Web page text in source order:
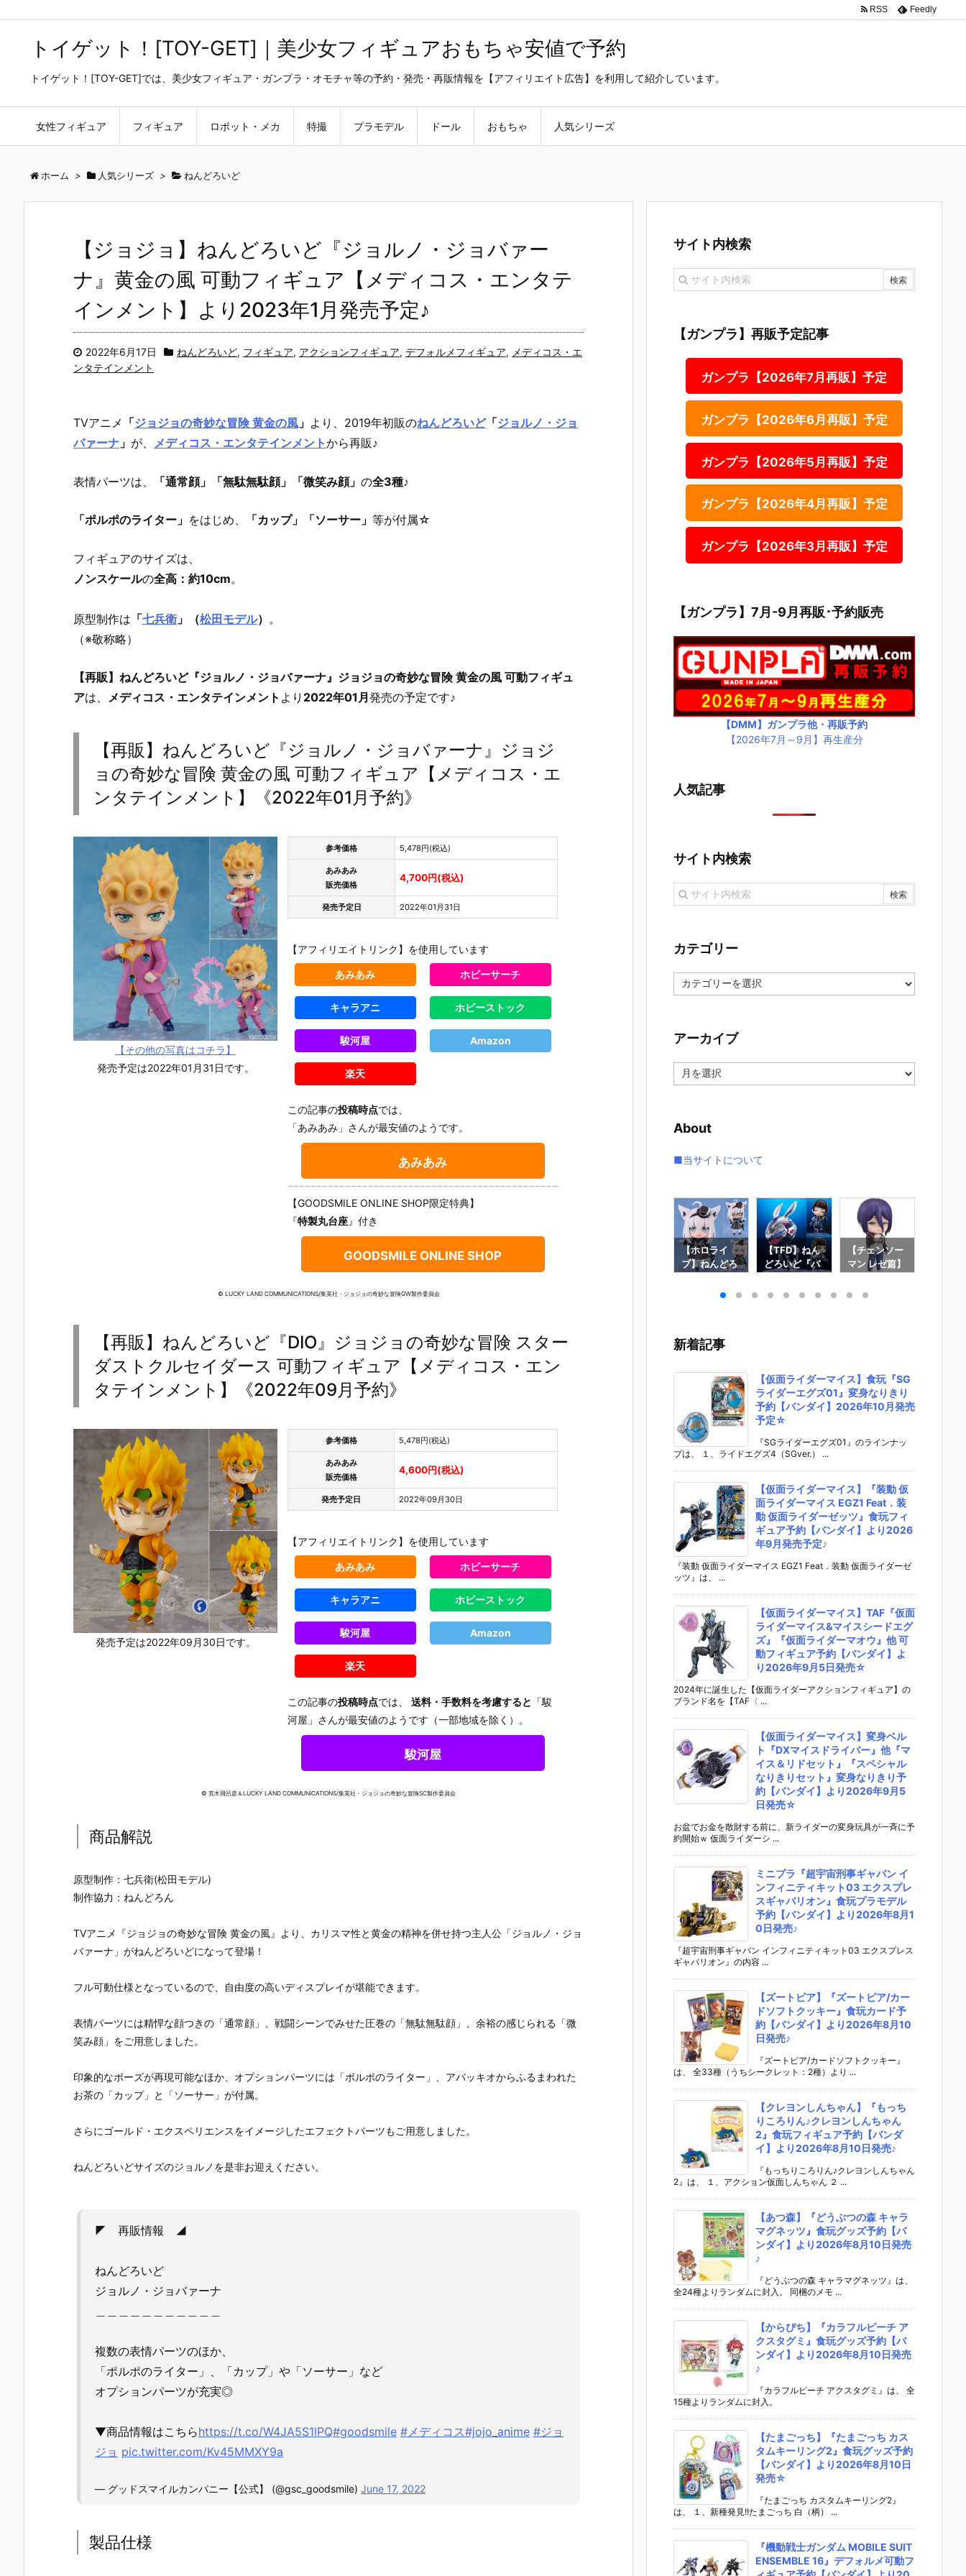
トイゲット！[TOY-GET]｜美少女フィギュアおもちゃ安値で予約
トイゲット！[TOY-GET]では、美少女フィギュア・ガンプラ・オモチャ等の予約・発売・再販情報を【アフィリエイト広告】を利用して紹介しています。
女性フィギュア フィギュア ロボット・メカ 特撮 プラモデル ドール おもちゃ 人気シリーズ
RSS Feedly
ホーム > 人気シリーズ > ねんどろいど
【ジョジョ】ねんどろいど『ジョルノ・ジョバァー
ナ』黄金の風 可動フィギュア【メディコス・エンタテ
インメント】より2023年1月発売予定♪
2022年6月17日 ねんどろいど, フィギュア, アクションフィギュア, デフォルメフィギュア, メディコス・エ
ンタテインメント
TVアニメ 「ジョジョの奇妙な冒険 黄金の風 」 より、2019年初販のねんどろいど「ジョルノ・ジョ
バァーナ 」 が、 メディコス・エンタテインメントから再販♪
表情パーツは、 「通常顔」「無駄無駄顔」「微笑み顔」 の全3種♪
「ポルポのライター」 をはじめ、 「カップ」「ソーサー」 等が付属☆
フィギュアのサイズは、
ノンスケールの全高：約10cm。
原型制作は 「七兵衛 」（松田モデル） 。
（※敬称略）
【再販】ねんどろいど『ジョルノ・ジョバァーナ』ジョジョの奇妙な冒険 黄金の風 可動フィギュ
アは、 メディコス・エンタテインメント より 2022年01月 発売の予定です♪
【再販】ねんどろいど『ジョルノ・ジョバァーナ』ジョジ
ョの奇妙な冒険 黄金の風 可動フィギュア【メディコス・エ
ンタテインメント】《2022年01月予約》
【その他の写真はコチラ】
発売予定は2022年01月31日です。
参考価格 5,478円(税込)
あみあみ
販売価格
4,700円(税込)
発売予定日 2022年01月31日
【アフィリエイトリンク】を使用しています
あみあみ ホビーサーチ
キャラアニ ホビーストック
駿河屋 Amazon
楽天
この記事の投稿時点では、
「あみあみ」さんが最安値のようです。
あみあみ
【GOODSMILE ONLINE SHOP限定特典】
『特製丸台座』付き
GOODSMILE ONLINE SHOP
© LUCKY LAND COMMUNICATIONS/集英社・ジョジョの奇妙な冒険GW製作委員会
【再販】ねんどろいど『DIO』ジョジョの奇妙な冒険 スター
ダストクルセイダース 可動フィギュア【メディコス・エン
タテインメント】《2022年09月予約》
発売予定は2022年09月30日です。
参考価格 5,478円(税込)
あみあみ
販売価格
4,600円(税込)
発売予定日 2022年09月30日
【アフィリエイトリンク】を使用しています
あみあみ ホビーサーチ
キャラアニ ホビーストック
駿河屋 Amazon
楽天
この記事の投稿時点では、送料・手数料を考慮すると 「駿
河屋」さんが最安値のようです（一部地域を除く）。
駿河屋
© 荒木飛呂彦＆LUCKY LAND COMMUNICATIONS/集英社・ジョジョの奇妙な冒険SC製作委員会
商品解説
原型制作：七兵衛(松田モデル)
制作協力：ねんどろん
TVアニメ『ジョジョの奇妙な冒険 黄金の風』より、カリスマ性と黄金の精神を併せ持つ主人公「ジョルノ・ジョ
バァーナ」がねんどろいどになって登場！
フル可動仕様となっているので、自由度の高いディスプレイが堪能できます。
表情パーツには精悍な顔つきの「通常顔」、戦闘シーンでみせた圧巻の「無駄無駄顔」、余裕の感じられる「微
笑み顔」をご用意しました。
印象的なポーズが再現可能なほか、オプションパーツには「ポルポのライター」、アバッキオからふるまわれた
お茶の「カップ」と「ソーサー」が付属。
さらにゴールド・エクスペリエンスをイメージしたエフェクトパーツもご用意しました。
ねんどろいどサイズのジョルノを是非お迎えください。
◤ 再販情報 ◢
ねんどろいど
ジョルノ・ジョバァーナ
複数の表情パーツのほか、
「ポルポのライター」、「カップ」や「ソーサー」など
オプションパーツが充実◎
▼商品情報はこちらhttps://t.co/W4JA5S1lPQ#goodsmile #メディコス#jojo_anime #ジョ
ジョ pic.twitter.com/Kv45MMXY9a
— グッドスマイルカンパニー【公式】 (@gsc_goodsmile) June 17, 2022
製品仕様
サイト内検索
【ガンプラ】再販予定記事
ガンプラ【2026年7月再販】予定
ガンプラ【2026年6月再販】予定
ガンプラ【2026年5月再販】予定
ガンプラ【2026年4月再販】予定
ガンプラ【2026年3月再販】予定
【ガンプラ】7月-9月再販･予約販売
【DMM】ガンプラ他・再販予約
【2026年7月～9月】再生産分
人気記事
サイト内検索
カテゴリー
カ
テ
ー
アーカイブ
ー
ブ
About
■当サイトについて
ー』デフォル
メ可動フィギ
ュア予約【グ
ッドスマイル
カンパニー】
2026年3月発
『アイギス2.
ッドスマイル
カンパニー】
より2026年5
月発売予定♪
いせい セーラ
動フィギュア
予約【グッド
スマイルカン
パニー】より
2026年4月発
売予定☆
【チェンソー
マン レゼ篇】
『レゼ』デフ
イルカンパニ
ー】より202
6年6月発売予
定☆
【ヱヴァンゲ
リヲン新劇場
いど『式波・
スーツVer.』
デフォルメ可
動フィギュア
予約【グッド
発売予定♪
ギュア予約
【グッドスマ
イルカンパニ
【ホロライ
ブ】ねんどろ
ブキ 洋服衣装
【グッドスマ
ー】より202
6年2月発売予
【TFD】ねん
どろいど『バ
rst Descend
2027年1月発
売予定♪
【チェンソー
マン レゼ篇】
『レゼ 私服V
カンパニー】
より2026年8
月発売予定♪
新着記事
【仮面ライダーマイス】食玩『SG
ライダーエグズ01』変身なりきり
予約【バンダイ】2026年10月発売
予定☆
『SGライダーエグズ01』のラインナッ
プは、 １、ライドエグズ4（SGver.） ...
【仮面ライダーマイス】『装動 仮
面ライダーマイス EGZ1 Feat．装
動 仮面ライダーゼッツ』食玩フィ
ギュア予約【バンダイ】より2026
年9月発売予定♪
『装動 仮面ライダーマイス EGZ1 Feat．装動 仮面ライダーゼ
ッツ』は、 ...
【仮面ライダーマイス】TAF『仮面
ライダーマイス&マイスシードエグ
ズ』『仮面ライダーマオウ』他 可
動フィギュア予約【バンダイ】よ
り2026年9月5日発売☆
2024年に誕生した【仮面ライダーアクションフィギュア】の
ブランド名を【TAF〈 ...
【仮面ライダーマイス】変身ベル
ト『DXマイスドライバー』他『マ
イス＆リドセット』『スペシャル
なりきりセット』変身なりきり予
約【バンダイ】より2026年9月5
日発売☆
お盆でお金を散財する前に、新ライダーの変身玩具が一斉に予
約開始ｗ 仮面ライダーシ ...
ミニプラ『超宇宙刑事ギャバン イ
ンフィニティキット03 エクスプレ
スギャバリオン』食玩プラモデル
予約【バンダイ】より2026年8月1
0日発売♪
『超宇宙刑事ギャバン インフィニティキット03 エクスプレス
ギャバリオン』の内容 ...
【ズートピア】『ズートピア/カー
ドソフトクッキー』食玩カード予
約【バンダイ】より2026年8月10
日発売♪
『ズートピア/カードソフトクッキー』
は、 全33種（うちシークレット：2種）より ...
【クレヨンしんちゃん】『もっち
りころりん♪クレヨンしんちゃん
2』食玩フィギュア予約【バンダ
イ】より2026年8月10日発売♪
『もっちりころりん♪クレヨンしんちゃん
2』は、 １、アクション仮面しんちゃん ２ ...
【あつ森】『どうぶつの森 キャラ
マグネッツ』食玩グッズ予約【バ
ンダイ】より2026年8月10日発売
♪
『どうぶつの森 キャラマグネッツ』は、
全24種よりランダムに封入。 同梱のメモ ...
【からぴち】『カラフルピーチ ア
クスタグミ』食玩グッズ予約【バ
ンダイ】より2026年8月10日発売
♪
『カラフルピーチ アクスタグミ』は、 全
15種よりランダムに封入。
【たまごっち】『たまごっち カス
タムキーリング2』食玩グッズ予約
【バンダイ】より2026年8月10日
発売☆
『たまごっち カスタムキーリング2』
は、 １、新種発見!!たまごっち 白（柄） ...
『機動戦士ガンダム MOBILE SUIT
ENSEMBLE 16』デフォルメ可動フ